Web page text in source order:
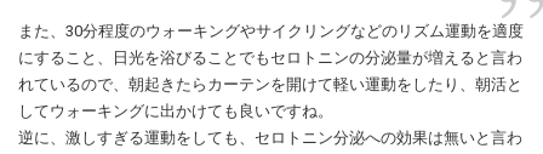
また、30分程度のウォーキングやサイクリングなどのリズム運動を適度
にすること、日光を浴びることでもセロトニンの分泌量が増えると言わ
れているので、朝起きたらカーテンを開けて軽い運動をしたり、朝活と
してウォーキングに出かけても良いですね。
逆に、激しすぎる運動をしても、セロトニン分泌への効果は無いと言わ